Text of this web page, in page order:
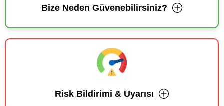
Bize Neden Güvenebilirsiniz?
Risk Bildirimi & Uyarısı